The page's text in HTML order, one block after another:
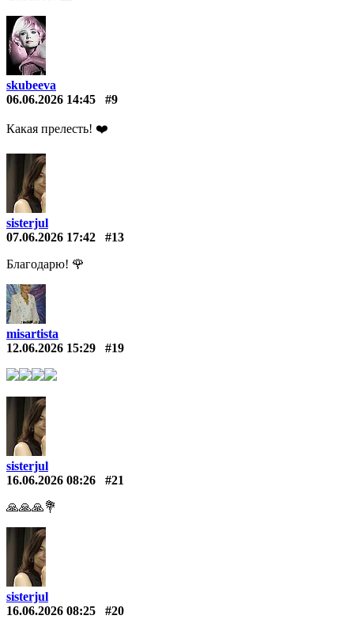
skubeeva
06.06.2026 14:45
#9
Какая прелесть! ❤️️
sisterjul
07.06.2026 17:42
#13
Благодарю! 🌹
misartista
12.06.2026 15:29
#19
sisterjul
16.06.2026 08:26
#21
🙏🙏🙏💐
sisterjul
16.06.2026 08:25
#20